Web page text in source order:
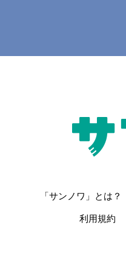
「サンノワ」とは？
利用規約